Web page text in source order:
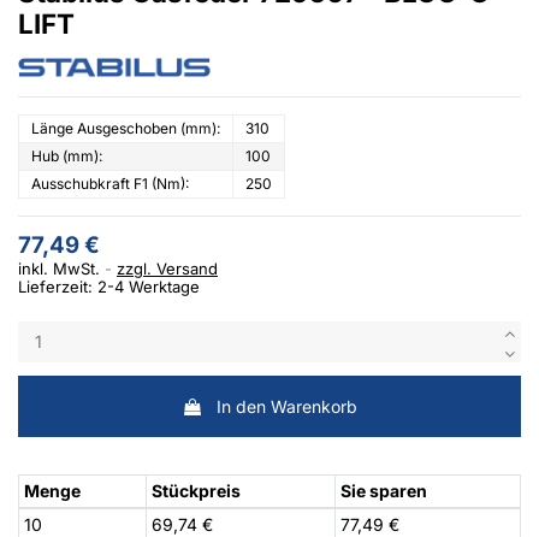
LIFT
Länge Ausgeschoben (mm):
310
Hub (mm):
100
Ausschubkraft F1 (Nm):
250
77,49 €
inkl. MwSt.
zzgl. Versand
Lieferzeit: 2-4 Werktage
In den Warenkorb
Menge Stückpreis
Sie sparen
10
69,74 € 77,49 €